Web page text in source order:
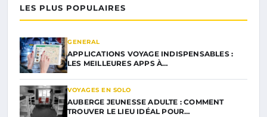
LES PLUS POPULAIRES
GENERAL
APPLICATIONS VOYAGE INDISPENSABLES :
LES MEILLEURES APPS À…
VOYAGES EN SOLO
AUBERGE JEUNESSE ADULTE : COMMENT
TROUVER LE LIEU IDÉAL POUR…